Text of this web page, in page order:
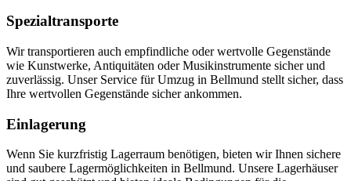
Spezialtransporte
Wir transportieren auch empfindliche oder wertvolle Gegenstände
wie Kunstwerke, Antiquitäten oder Musikinstrumente sicher und
zuverlässig. Unser Service für Umzug in Bellmund stellt sicher, dass
Ihre wertvollen Gegenstände sicher ankommen.
Einlagerung
Wenn Sie kurzfristig Lagerraum benötigen, bieten wir Ihnen sichere
und saubere Lagermöglichkeiten in Bellmund. Unsere Lagerhäuser